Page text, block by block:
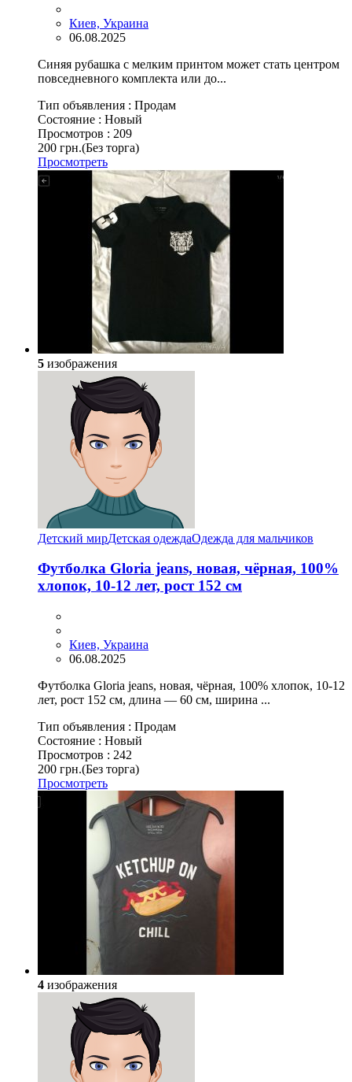
Киев, Украина
06.08.2025
Синяя рубашкa с мелким принтом может стать центром
повседневного комплекта или до...
Тип объявления : Продам
Состояние : Новый
Просмотров : 209
200 грн.(Без торга)
Просмотреть
5 изображения
Детский мирДетская одеждаОдежда для мальчиков
Футболка Gloria jeans, новая, чёрная, 100%
хлопок, 10-12 лет, рост 152 см
Киев, Украина
06.08.2025
Футболка Gloria jeans, новая, чёрная, 100% хлопок, 10-12
лет, рост 152 см, длина — 60 см, ширина ...
Тип объявления : Продам
Состояние : Новый
Просмотров : 242
200 грн.(Без торга)
Просмотреть
4 изображения